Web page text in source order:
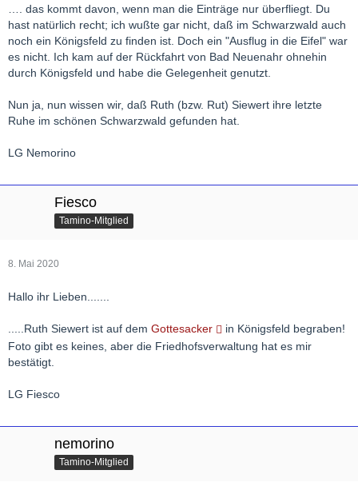
…. das kommt davon, wenn man die Einträge nur überfliegt. Du
hast natürlich recht; ich wußte gar nicht, daß im Schwarzwald auch
noch ein Königsfeld zu finden ist. Doch ein "Ausflug in die Eifel" war
es nicht. Ich kam auf der Rückfahrt von Bad Neuenahr ohnehin
durch Königsfeld und habe die Gelegenheit genutzt.
Nun ja, nun wissen wir, daß Ruth (bzw. Rut) Siewert ihre letzte
Ruhe im schönen Schwarzwald gefunden hat.
LG Nemorino
Fiesco
Tamino-Mitglied
8. Mai 2020
Hallo ihr Lieben.......
.....Ruth Siewert ist auf dem Gottesacker
in Königsfeld begraben!
Foto gibt es keines, aber die Friedhofsverwaltung hat es mir
bestätigt.
LG Fiesco
nemorino
Tamino-Mitglied